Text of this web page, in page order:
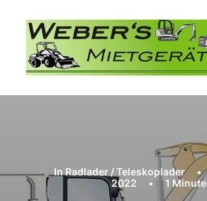
In Radlader / Teleskoplader •
2022
• 1 Minute